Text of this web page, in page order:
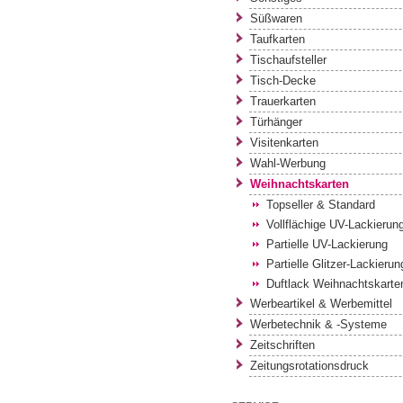
Süßwaren
Taufkarten
Tischaufsteller
Tisch-Decke
Trauerkarten
Türhänger
Visitenkarten
Wahl-Werbung
Weihnachtskarten
Topseller & Standard
Vollflächige UV-
Partielle UV-Lackierung
Partielle Glitzer-
Duftlack
Werbeartikel & Werbemittel
Werbetechnik & -Systeme
Zeitschriften
Zeitungsrotationsdruck